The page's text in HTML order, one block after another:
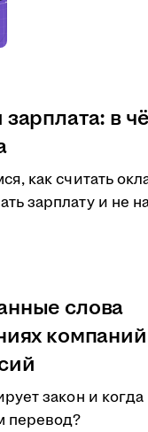
в
как считать
зарплату и не
слова
компаний
закон и когда
перевод?